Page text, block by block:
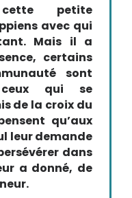
petite
avec qui
Mais il a
certains
sont
qui se
de la croix du
qu’aux
leur demande
dans
a donné, de